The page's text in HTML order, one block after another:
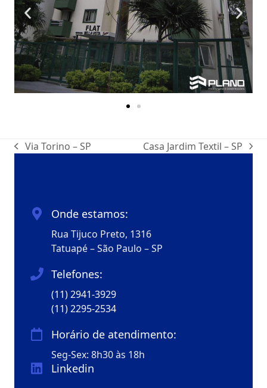
Via Torino – SP Casa Jardim Textil – SP
Onde estamos:
Rua Tijuco Preto, 1316
Tatuapé – São Paulo – SP
Telefones:
(11) 2941-3929
(11) 2295-2534
Horário de atendimento:
Seg-Sex: 8h30 às 18h
Linkedin